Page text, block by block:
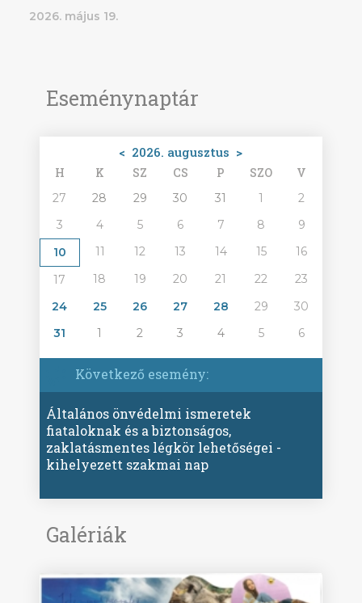
Eseménynaptár
< 2026. augusztus >
H K SZ CS P SZO V
27 28 29 30 31 1
2
3
4 5 6 7 8
9
10
11 12 13 14 15
16
17
18 19 20 21 22
23
24
25 26 27 28 29
30
31
1 2 3 4 5 6
Következő esemény:
Általános önvédelmi ismeretek
fiataloknak és a biztonságos,
zaklatásmentes légkör lehetőségei -
kihelyezett szakmai nap
Galériák
2026. május 19.